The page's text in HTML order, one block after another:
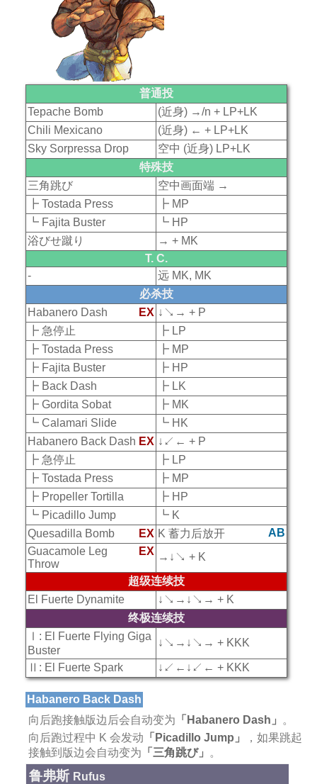
普通投
Tepache Bomb
(近身) →/n + LP+LK
Chili Mexicano
(近身) ← + LP+LK
Sky Sorpressa Drop
空中 (近身) LP+LK
特殊技
三角跳び
空中画面端 →
┣ Tostada Press
┣ MP
┗ Fajita Buster
┗ HP
浴びせ蹴り
→ + MK
T. C.
-
远 MK, MK
必杀技
EX
Habanero Dash
↓↘→ + P
┣ 急停止
┣ LP
┣ Tostada Press
┣ MP
┣ Fajita Buster
┣ HP
┣ Back Dash
┣ LK
┣ Gordita Sobat
┣ MK
┗ Calamari Slide
┗ HK
EX
Habanero Back Dash
↓↙← + P
┣ 急停止
┣ LP
┣ Tostada Press
┣ MP
┣ Propeller Tortilla
┣ HP
┗ Picadillo Jump
┗ K
EX
Quesadilla Bomb AB
K 蓄力后放开
EX
Guacamole Leg
Throw
→↓↘ + K
超级连续技
El Fuerte Dynamite
↓↘→↓↘→ + K
终极连续技
Ⅰ: El Fuerte Flying Giga
Buster
↓↘→↓↘→ + KKK
Ⅱ: El Fuerte Spark ↓↙←↓↙← + KKK
Habanero Back Dash
向后跑接触版边后会自动变为 「Habanero Dash」
。
向后跑过程中 K 会发动 「Picadillo Jump」
，如果跳起
接触到版边会自动变为 「三角跳び」 。
鲁弗斯 Rufus